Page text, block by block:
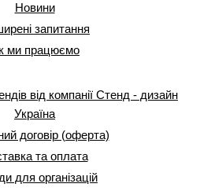
Новини
запитання
ми працюємо
від компанії Стенд - дизайн
Україна
договір (оферта)
та оплата
для організацій